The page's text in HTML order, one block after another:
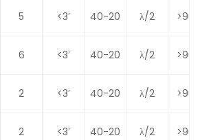
5 <3′ 40-20 λ/2
6 <3′ 40-20 λ/2
2 <3′ 40-20 λ/2
2 <3′ 40-20 λ/2